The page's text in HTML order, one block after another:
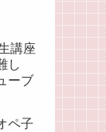
講座
し
ーブ
ペ子